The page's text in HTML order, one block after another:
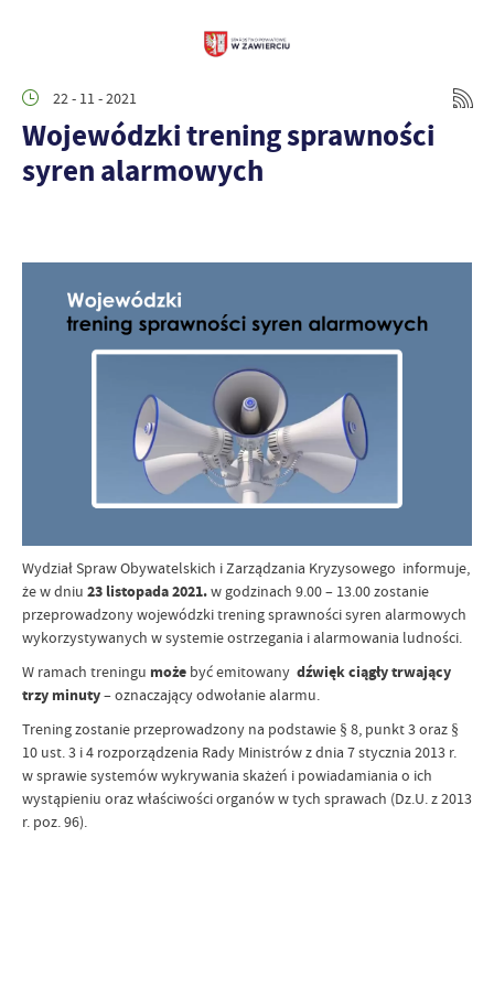
22 - 11 - 2021
Wojewódzki trening sprawności
syren alarmowych
Wydział Spraw Obywatelskich i Zarządzania Kryzysowego informuje,
że w dniu 23 listopada 2021.w godzinach 9.00 – 13.00 zostanie
przeprowadzony wojewódzki trening sprawności syren alarmowych
wykorzystywanych w systemie ostrzegania i alarmowania ludności.
W ramach treningu może być emitowany dźwięk ciągły trwający
trzy minuty– oznaczający odwołanie alarmu.
Trening zostanie przeprowadzony na podstawie § 8, punkt 3 oraz §
10 ust. 3 i 4 rozporządzenia Rady Ministrów z dnia 7 stycznia 2013 r.
w sprawie systemów wykrywania skażeń i powiadamiania o ich
wystąpieniu oraz właściwości organów w tych sprawach (Dz.U. z 2013
r. poz. 96).